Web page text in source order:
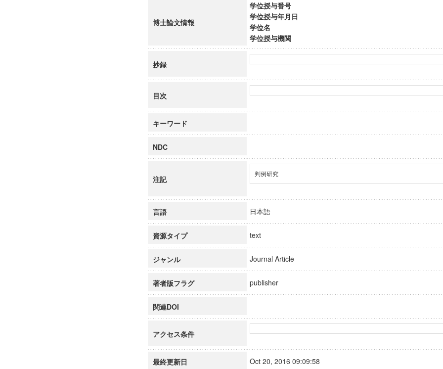
博士論文情報
学位授与番号
学位授与年月日
学位名
学位授与機関
抄録
目次
キーワード
NDC
注記
判例研究
言語 日本語
資源タイプ text
ジャンル Journal Article
著者版フラグ publisher
関連DOI
アクセス条件
最終更新日 Oct 20, 2016 09:09:58